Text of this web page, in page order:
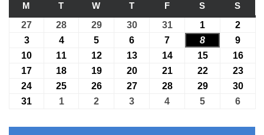
M ПОНЕДІЛОК
T ВІВТОРОК
W СЕРЕДА
TЧЕТВЕР
FП’ЯТНИЦЯ
S СУБОТА
S
27 27.07.2026
28 28.07.2026
2929.07.2026
3030.07.2026
3131.07.2026
1 01.08.2026
2
303.08.2026
404.08.2026
5 05.08.2026
6 06.08.2026
7 07.08.2026
8 08.08.2026
9
10 10.08.2026
11 11.08.2026
1212.08.2026
1313.08.2026
1414.08.2026
1515.08.2026
16
17 17.08.2026
18 18.08.2026
1919.08.2026
2020.08.2026
2121.08.2026
2222.08.2026
23
24 24.08.2026
25 25.08.2026
2626.08.2026
2727.08.2026
2828.08.2026
2929.08.2026
30
31 31.08.2026
101.09.2026
2 02.09.2026
3 03.09.2026
4 04.09.2026
5 05.09.2026
6